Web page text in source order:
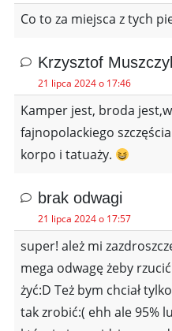
Co to za miejsca z tych
Krzysztof
21 lipca 2024 o 17:46
Kamper jest, broda
fajnopolackiego
korpo i tatuaży.
brak odwagi
21 lipca 2024 o 17:57
super! ależ mi
mega odwagę żeby
żyć:D Też bym chciał
tak zrobić:( ehh ale 95%